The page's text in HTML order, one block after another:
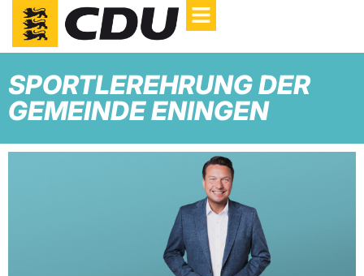
SPORTLEREHRUNG DER
GEMEINDE ENINGEN